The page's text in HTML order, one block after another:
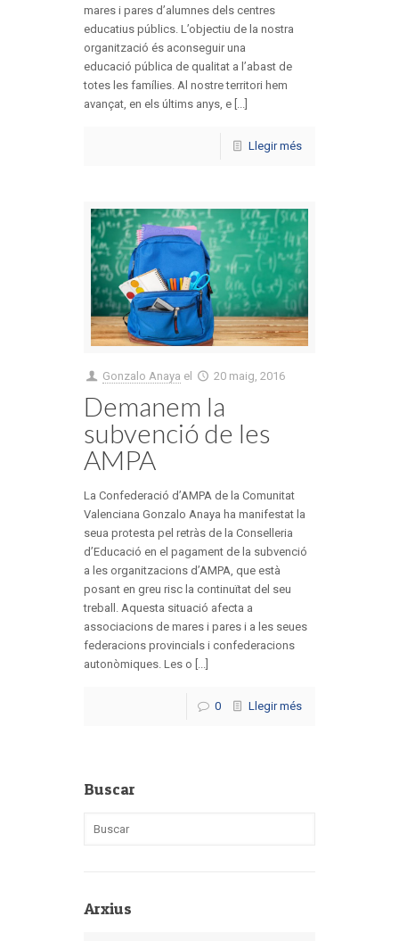
mares i pares d’alumnes dels centres
educatius públics. L’objectiu de la nostra
organització és aconseguir una
educació pública de qualitat a l’abast de
totes les famílies. Al nostre territori hem
avançat, en els últims anys, e [...]
Llegir més
Gonzalo Anaya el 20 maig, 2016
Demanem la
subvenció de les
AMPA
La Confederació d’AMPA de la Comunitat
Valenciana Gonzalo Anaya ha manifestat la
seua protesta pel retràs de la Conselleria
d’Educació en el pagament de la subvenció
a les organitzacions d’AMPA, que està
posant en greu risc la continuïtat del seu
treball. Aquesta situació afecta a
associacions de mares i pares i a les seues
federacions provincials i confederacions
autonòmiques. Les o [...]
0 Llegir més
Buscar
Arxius